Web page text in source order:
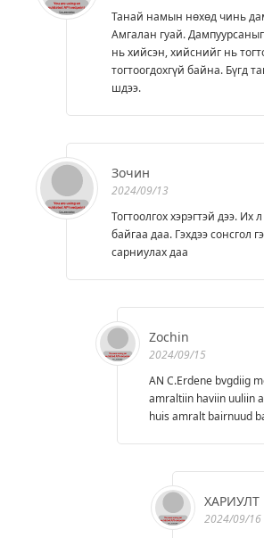
Танай намын нөхөд чинь
Амгалан гуай.
нь хийсэн, хийснийг нь
тогтоогдохгүй байна. Бүгд
шдээ.
Зочин
2024/09/13
Тогтоолгох хэрэгтэй дээ. Их
байгаа даа. Гэхдээ сонсгол
сарниулах даа
Zochin
2024/09/15
AN C.Erdene bvgdiig
amraltiin haviin uuliin
huis amralt bairnuud
ХАРИУЛТ
2024/09/16